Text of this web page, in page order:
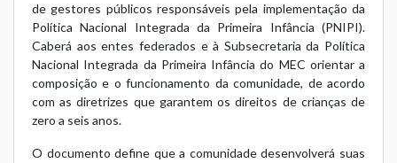
de gestores públicos responsáveis pela implementação da
Política Nacional Integrada da Primeira Infância (PNIPI).
Caberá aos entes federados e à Subsecretaria da Política
Nacional Integrada da Primeira Infância do MEC orientar a
composição e o funcionamento da comunidade, de acordo
com as diretrizes que garantem os direitos de crianças de
zero a seis anos.
O documento define que a comunidade desenvolverá suas